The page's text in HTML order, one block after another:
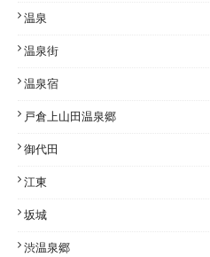
温泉
温泉街
温泉宿
戸倉上山田温泉郷
御代田
江東
坂城
渋温泉郷